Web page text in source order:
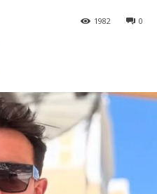
0
1982